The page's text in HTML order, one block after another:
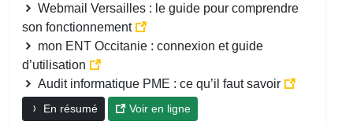
Webmail Versailles : le guide pour comprendre
son fonctionnement
mon ENT Occitanie : connexion et guide
d’utilisation
Audit informatique PME : ce qu’il faut savoir
En résumé Voir en ligne